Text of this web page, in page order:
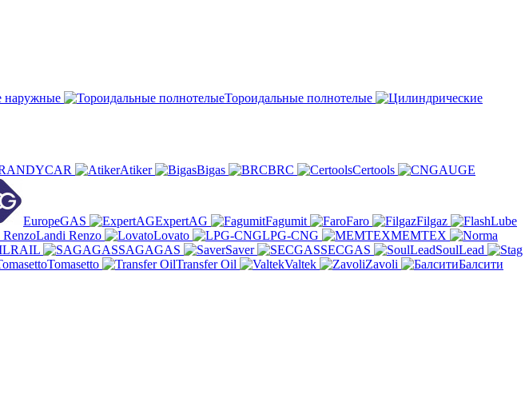
наружные
Тороидальные полнотелые
ANDYCAR Atiker Bigas BRC Certools
EuropeGAS ExpertAG Fagumit Faro
Filgaz
Landi Renzo Lovato LPG-CNG
MEMTEX
RAIL SAGAGAS Saver SECGAS
SoulLead
Tomasetto Transfer Oil Valtek Zavoli
Балсити